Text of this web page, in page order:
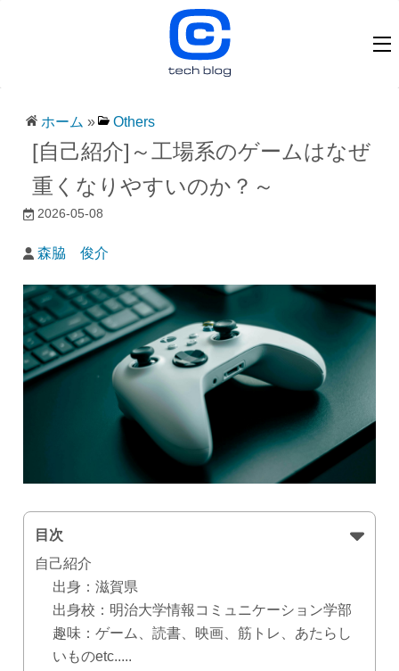
ホーム » Others
[自己紹介]～工場系のゲームはなぜ
重くなりやすいのか？～
2026-05-08
森脇 俊介
目次
自己紹介
出身：滋賀県
出身校：明治大学情報コミュニケーション学部
趣味：ゲーム、読書、映画、筋トレ、あたらし
いものetc.....